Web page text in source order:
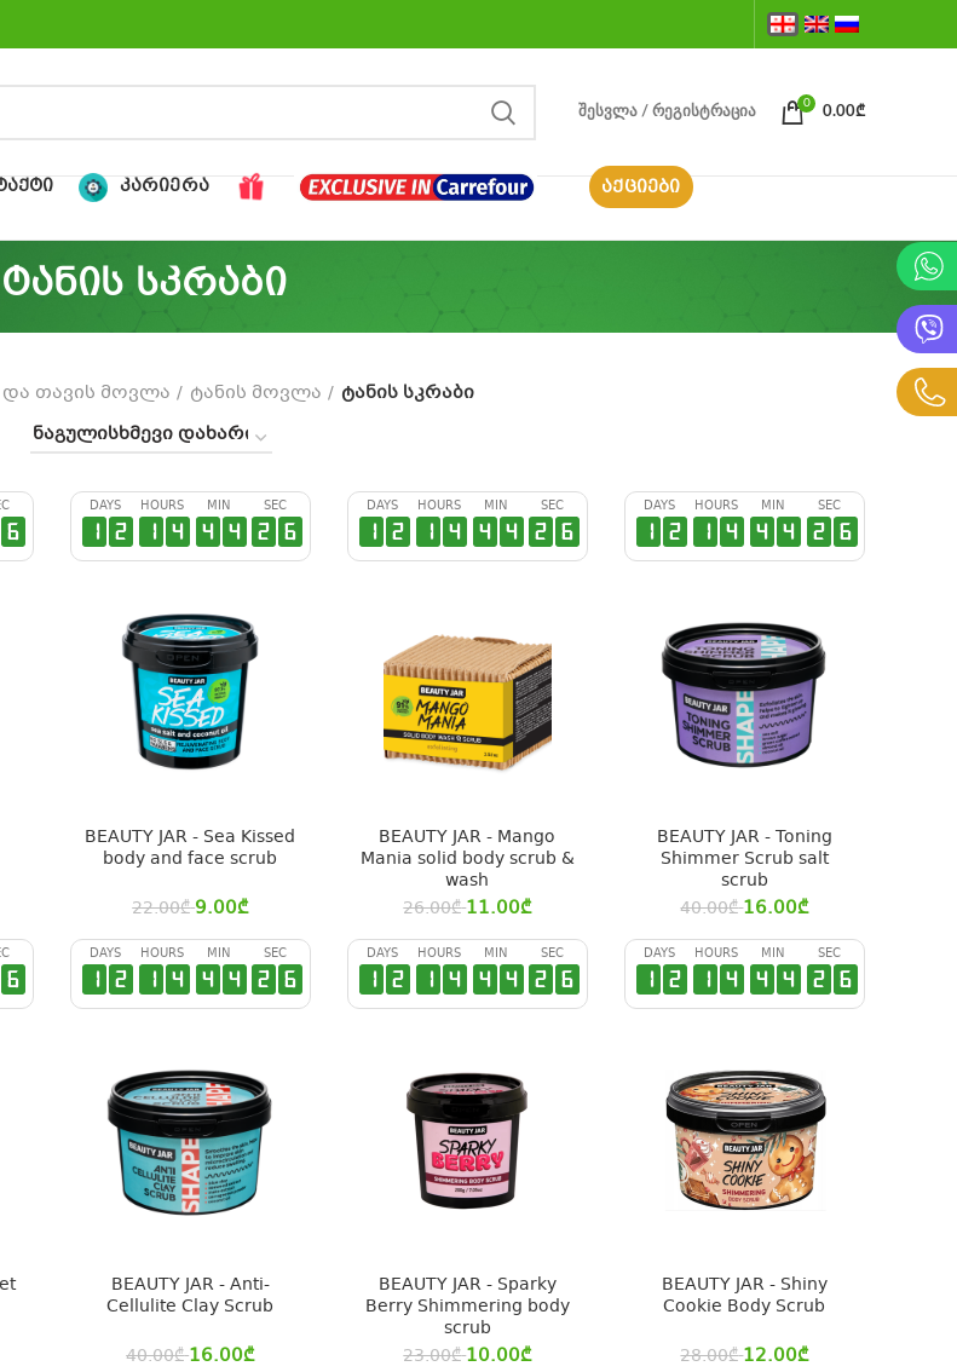
ᲨᲔᲡᲕᲚᲐ / ᲠᲔᲒᲘᲡᲢᲠᲐᲪᲘᲐ
0
0.00₾
ᲙᲐᲠᲘᲔᲠᲐ
ᲐᲥᲪᲘᲔᲑᲘ
ტანის სკრაბი
და თავის მოვლა ტანის მოვლა
ტანის სკრაბი
6
DAYS
1 2
HOURS
1 4
MIN
4 4
SEC
2 6
BEAUTY JAR - Sea Kissed
body and face scrub
22.00₾ 9.00₾
DAYS
1 2
HOURS
1 4
MIN
4 4
SEC
2 6
BEAUTY JAR - Mango
Mania solid body scrub &
wash
26.00₾ 11.00₾
DAYS
1 2
HOURS
1 4
MIN
4 4
SEC
2 6
BEAUTY JAR - Toning
Shimmer Scrub salt
scrub
40.00₾16.00₾
6
DAYS
1 2
HOURS
1 4
MIN
4 4
SEC
2 6
BEAUTY JAR - Anti-
Cellulite Clay Scrub
40.00₾ 16.00₾
DAYS
1 2
HOURS
1 4
MIN
4 4
SEC
2 6
BEAUTY JAR - Sparky
Berry Shimmering body
scrub
23.00₾ 10.00₾
DAYS
1 2
HOURS
1 4
MIN
4 4
SEC
2 6
BEAUTY JAR - Shiny
Cookie Body Scrub
28.00₾12.00₾